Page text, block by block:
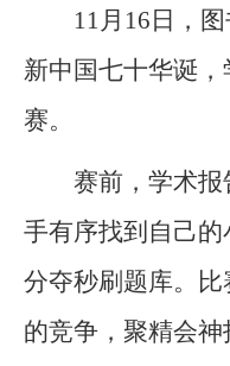
11月16日，图
新中国七十华诞
赛。
赛前，学术报
手有序找到自己
分夺秒刷题库。
的竞争，聚精会